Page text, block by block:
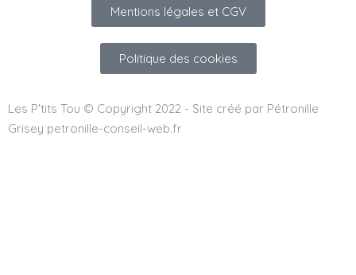
Mentions légales et CGV
Politique des cookies
Les P'tits Tou © Copyright 2022 - Site créé par Pétronille
Grisey petronille-conseil-web.fr